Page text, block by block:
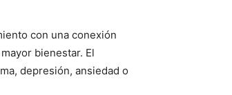
con una conexión
bienestar. El
depresión, ansiedad o